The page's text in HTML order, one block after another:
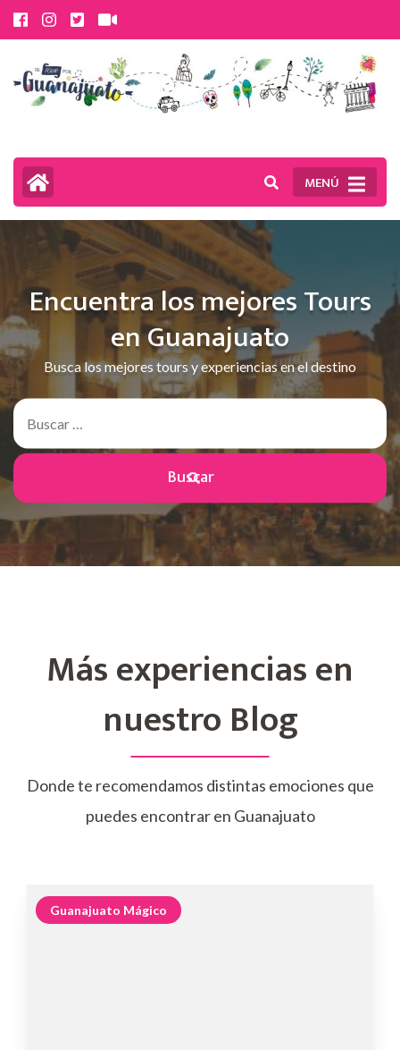
Saltar
al
contenido
(presiona
tecla
Intro)
MENÚ
Encuentra los mejores Tours
en Guanajuato
Busca los mejores tours y experiencias en el destino
Buscar:
Más experiencias en
nuestro Blog
Donde te recomendamos distintas emociones que
puedes encontrar en Guanajuato
Guanajuato Mágico